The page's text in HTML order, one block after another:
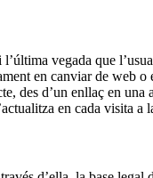
vegada que
en canviar de web o
des d’un enllaç en
en cada visita a